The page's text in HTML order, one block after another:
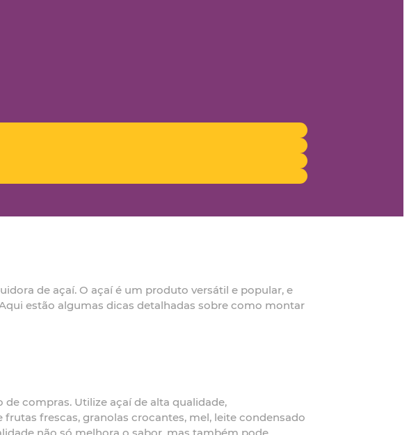
de açaí. O açaí é um produto versátil e popular, e
estão algumas dicas detalhadas sobre como montar
compras. Utilize açaí de alta qualidade,
frescas, granolas crocantes, mel, leite condensado
não só melhora o sabor, mas também pode